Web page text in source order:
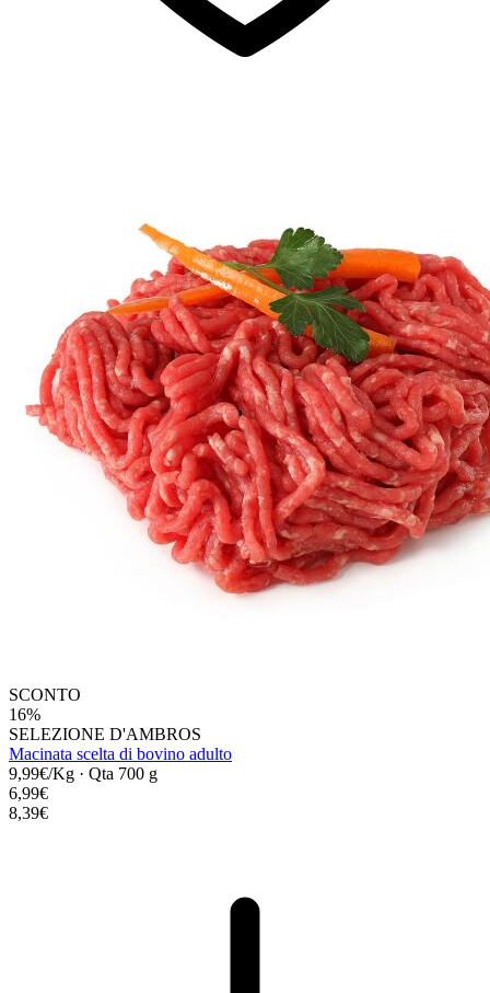
SCONTO
16%
SELEZIONE D'AMBROS
Macinata scelta di bovino adulto
9,99€/Kg · Qta 700 g
6,99€
8,39€